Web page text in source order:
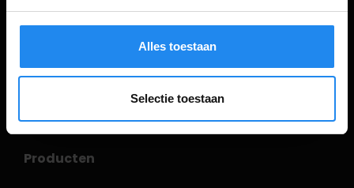
Alles toestaan
Selectie toestaan
0548 - 616 612
Producten